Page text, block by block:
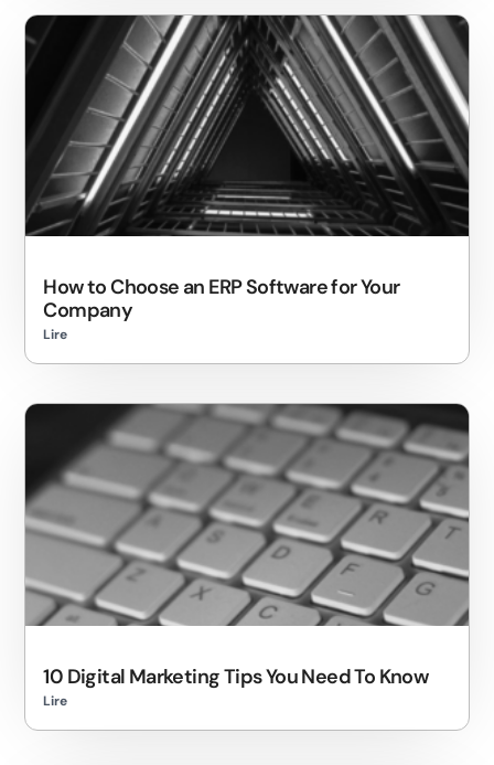
How to Choose an ERP Software for Your
Company
Lire
10 Digital Marketing Tips You Need To Know
Lire